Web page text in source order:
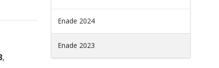
,
Enade 2024
Enade 2023